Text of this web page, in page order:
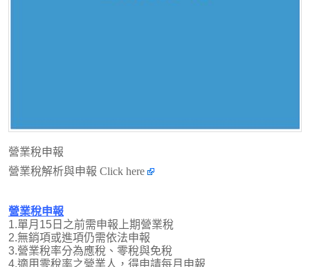
營業稅申報
營業稅解析與申報 Click here
營業稅申報
1.單月15日之前需申報上期營業稅
2.無銷項或進項仍需依法申報
3.營業稅率分為應稅、零稅與免稅
4.適用零稅率之營業人 ，得申請每月申報